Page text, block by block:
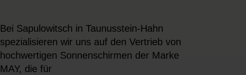
Bei Sapulowitsch in Taunusstein-Hahn
spezialisieren wir uns auf den Vertrieb von
hochwertigen Sonnenschirmen der Marke
MAY, die für